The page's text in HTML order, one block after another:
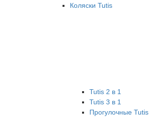
Коляски Tutis
Tutis 2 в 1
Tutis 3 в 1
Прогулочные Tutis